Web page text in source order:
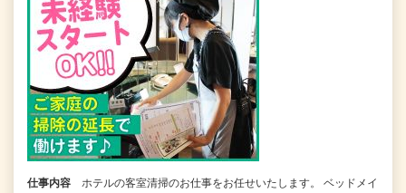
仕事内容
ホテルの客室清掃のお仕事をお任せいたします。 ベッドメイ